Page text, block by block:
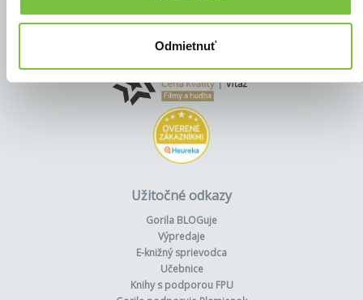
Odmietnuť
Užitočné odkazy
Gorila BLOGuje
Výpredaje
E-knižný sprievodca
Učebnice
Knihy s podporou FPU